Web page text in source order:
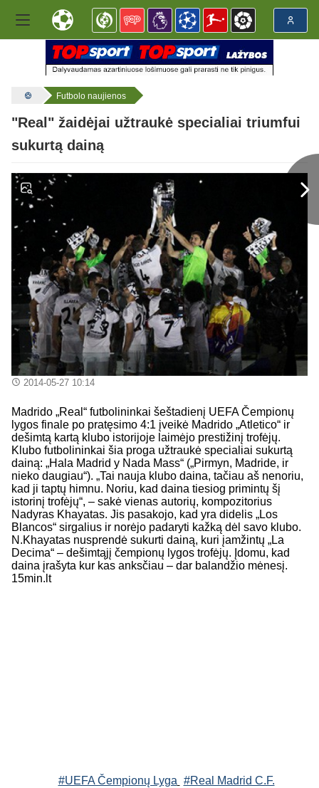
Futbolo naujienos
"Real" žaidėjai užtraukė specialiai triumfui
sukurtą dainą
2014-05-27 10:14
Madrido „Real“ futbolininkai šeštadienį UEFA Čempionų
lygos finale po pratęsimo 4:1 įveikė Madrido „Atletico“ ir
dešimtą kartą klubo istorijoje laimėjo prestižinį trofėjų.
Klubo futbolininkai šia proga užtraukė specialiai sukurtą
dainą: „Hala Madrid y Nada Mass“ („Pirmyn, Madride, ir
nieko daugiau“). „Tai nauja klubo daina, tačiau aš nenoriu,
kad ji taptų himnu. Noriu, kad daina tiesiog primintų šį
istorinį trofėjų“, – sakė vienas autorių, kompozitorius
Nadyras Khayatas. Jis pasakojo, kad yra didelis „Los
Blancos“ sirgalius ir norėjo padaryti kažką dėl savo klubo.
N.Khayatas nusprendė sukurti dainą, kuri įamžintų „La
Decima“ – dešimtąjį čempionų lygos trofėjų. Įdomu, kad
daina įrašyta kur kas anksčiau – dar balandžio mėnesį.
15min.lt
#UEFA Čempionų Lyga #Real Madrid C.F.